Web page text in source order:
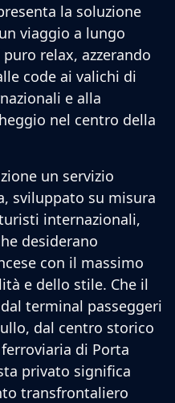
la soluzione
viaggio a lungo
relax, azzerando
code ai valichi di
e alla
nel centro della
un servizio
sviluppato su misura
internazionali,
desiderano
con il massimo
e dello stile. Che il
terminal passeggeri
dal centro storico
di Porta
privato significa
transfrontaliero